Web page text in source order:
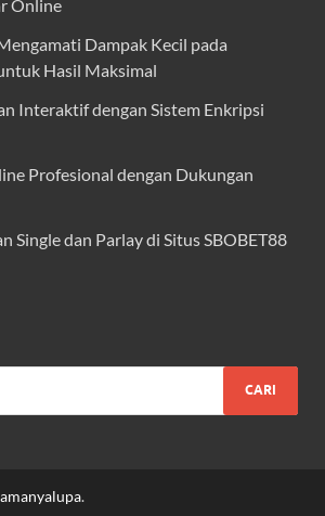
Online
Dampak Kecil pada
Hasil Maksimal
Interaktif dengan Sistem Enkripsi
Profesional dengan Dukungan
Single dan Parlay di Situs SBOBET88
.